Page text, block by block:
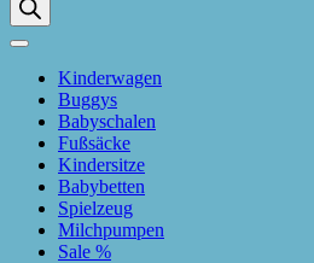
Kinderwagen
Buggys
Babyschalen
Fußsäcke
Kindersitze
Babybetten
Spielzeug
Milchpumpen
Sale %